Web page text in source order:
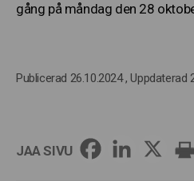
gång på måndag den 28
Publicerad 26.10.2024 , Uppdaterad
JAA SIVU